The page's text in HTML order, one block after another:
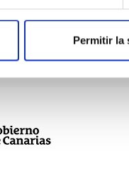
Permitir la